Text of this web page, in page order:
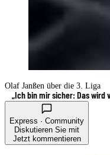
Olaf Janßen über die 3. Liga
„Ich bin mir sicher: Das wird
Express · Community
Diskutieren Sie mit
Jetzt kommentieren